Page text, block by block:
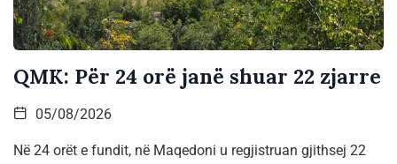
QMK: Për 24 orë janë shuar 22 zjarre
05/08/2026
Në 24 orët e fundit, në Maqedoni u regjistruan gjithsej 22